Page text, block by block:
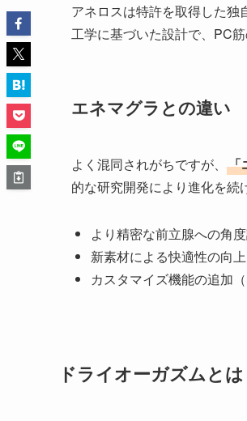
アネロスは特許を取得した独
工学に基づいた設計で、PC
エネマグラとの違い
よく混同されがちですが、 「
的な研究開発により進化を続
より精密な前立腺への角
新素材による快適性の向上
カスタマイズ機能の追加（
ドライオーガズムと